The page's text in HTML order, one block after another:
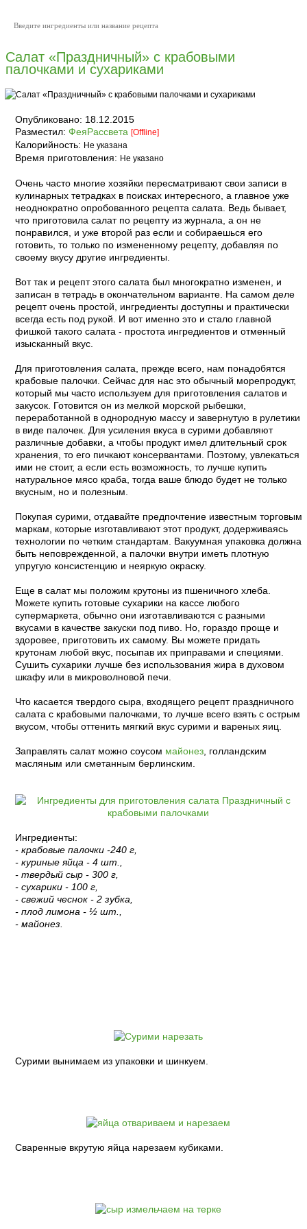
Салат «Праздничный» с крабовыми
палочками и сухариками
Опубликовано: 18.12.2015
Разместил: ФеяРассвета [Offline]
Калорийность: Не указана
Время приготовления: Не указано
Очень часто многие хозяйки пересматривают свои записи в
кулинарных тетрадках в поисках интересного, а главное уже
неоднократно опробованного рецепта салата. Ведь бывает,
что приготовила салат по рецепту из журнала, а он не
понравился, и уже второй раз если и собираешься его
готовить, то только по измененному рецепту, добавляя по
своему вкусу другие ингредиенты.
Вот так и рецепт этого салата был многократно изменен, и
записан в тетрадь в окончательном варианте. На самом деле
рецепт очень простой, ингредиенты доступны и практически
всегда есть под рукой. И вот именно это и стало главной
фишкой такого салата - простота ингредиентов и отменный
изысканный вкус.
Для приготовления салата, прежде всего, нам понадобятся
крабовые палочки. Сейчас для нас это обычный морепродукт,
который мы часто используем для приготовления салатов и
закусок. Готовится он из мелкой морской рыбешки,
переработанной в однородную массу и завернутую в рулетики
в виде палочек. Для усиления вкуса в сурими добавляют
различные добавки, а чтобы продукт имел длительный срок
хранения, то его пичкают консервантами. Поэтому, увлекаться
ими не стоит, а если есть возможность, то лучше купить
натуральное мясо краба, тогда ваше блюдо будет не только
вкусным, но и полезным.
Покупая сурими, отдавайте предпочтение известным торговым
маркам, которые изготавливают этот продукт, додерживаясь
технологии по четким стандартам. Вакуумная упаковка должна
быть неповрежденной, а палочки внутри иметь плотную
упругую консистенцию и неяркую окраску.
Еще в салат мы положим крутоны из пшеничного хлеба.
Можете купить готовые сухарики на кассе любого
супермаркета, обычно они изготавливаются с разными
вкусами в качестве закуски под пиво. Но, гораздо проще и
здоровее, приготовить их самому. Вы можете придать
крутонам любой вкус, посыпав их приправами и специями.
Сушить сухарики лучше без использования жира в духовом
шкафу или в микроволновой печи.
Что касается твердого сыра, входящего рецепт праздничного
салата с крабовыми палочками, то лучше всего взять с острым
вкусом, чтобы оттенить мягкий вкус сурими и вареных яиц.
Заправлять салат можно соусом майонез, голландским
масляным или сметанным берлинским.
Ингредиенты:
- крабовые палочки -240 г,
- куриные яйца - 4 шт.,
- твердый сыр - 300 г,
- сухарики - 100 г,
- свежий чеснок - 2 зубка,
- плод лимона - ½ шт.,
- майонез.
Сурими вынимаем из упаковки и шинкуем.
Сваренные вкрутую яйца нарезаем кубиками.